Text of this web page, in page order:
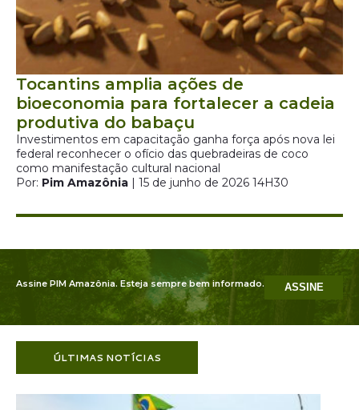
Tocantins amplia ações de
bioeconomia para fortalecer a cadeia
produtiva do babaçu
Investimentos em capacitação ganha força após nova lei
federal reconhecer o ofício das quebradeiras de coco
como manifestação cultural nacional
Por: Pim Amazônia | 15 de junho de 2026 14H30
Assine PIM Amazônia. Esteja sempre bem informado. ASSINE
ÚLTIMAS NOTÍCIAS